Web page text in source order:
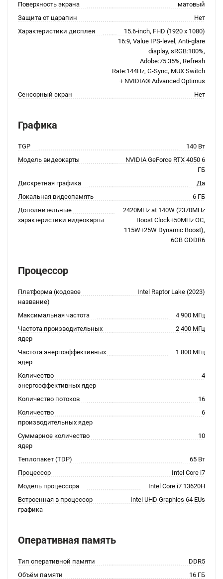
Поверхность экрана
матовый
Защита от царапин
Нет
Характеристики дисплея
15.6-inch, FHD (1920 x 1080)
16:9, Value IPS-level, Anti-glare
display, sRGB:100%,
Adobe:75.35%, Refresh
Rate:144Hz, G-Sync, MUX Switch
+ NVIDIA® Advanced Optimus
Сенсорный экран
Нет
Графика
TGP
140 Вт
Модель видеокарты
NVIDIA GeForce RTX 4050 6
ГБ
Дискретная графика
Да
Локальная видеопамять
6 ГБ
Дополнительные
характеристики видеокарты
2420MHz at 140W (2370MHz
Boost Clock+50MHz OC,
115W+25W Dynamic Boost),
6GB GDDR6
Процессор
Платформа (кодовое
название)
Intel Raptor Lake (2023)
Максимальная частота
4 900 МГц
Частота производительных
ядер
2 400 МГц
Частота энергоэффективных
ядер
1 800 МГц
Количество
энергоэффективных ядер
4
Количество потоков
16
Количество
производительных ядер
6
Суммарное количество
ядер
10
Теплопакет (TDP)
65 Вт
Процессор
Intel Core i7
Модель процессора
Intel Core i7 13620H
Встроенная в процессор
графика
Intel UHD Graphics 64 EUs
Оперативная память
Тип оперативной памяти
DDR5
Объём памяти
16 ГБ